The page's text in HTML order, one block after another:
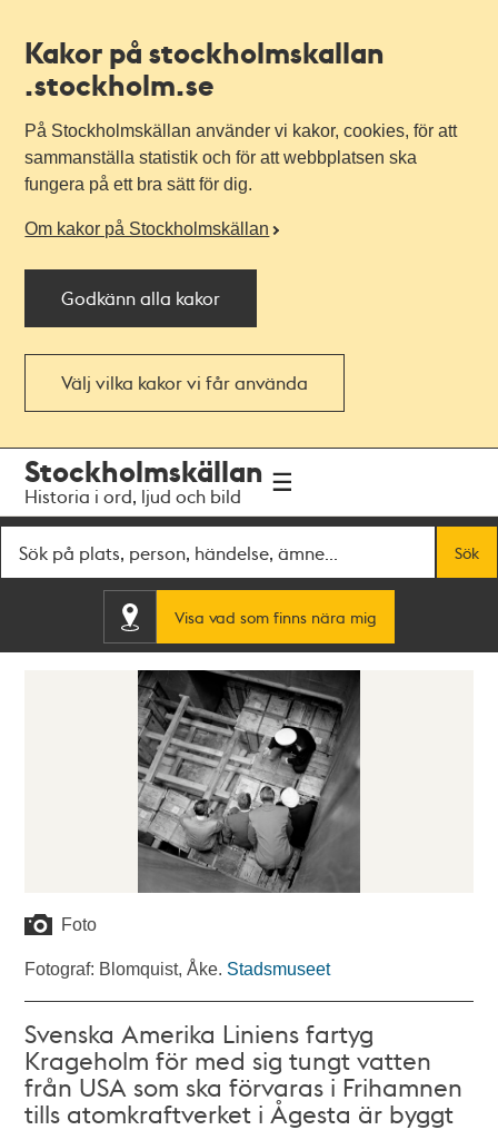
Kakor på stockholmskallan
.stockholm.se
På Stockholmskällan använder vi kakor, cookies, för att
sammanställa statistik och för att webbplatsen ska
fungera på ett bra sätt för dig.
Om kakor på Stockholmskällan
Godkänn alla kakor
Välj vilka kakor vi får använda
navigationen
huvudinnehållet
Stockholmskällan
Historia i ord, ljud och bild
Sök
Visa vad som finns nära mig
Foto
Fotograf: Blomquist, Åke. Stadsmuseet
Svenska Amerika Liniens fartyg
Krageholm för med sig tungt vatten
från USA som ska förvaras i Frihamnen
tills atomkraftverket i Ågesta är byggt